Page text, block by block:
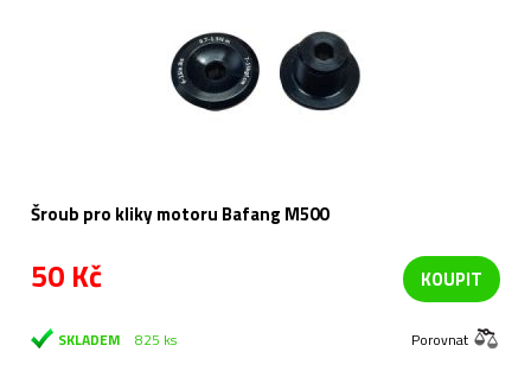
Šroub pro kliky motoru Bafang M500
50 Kč KOUPIT
SKLADEM 825 ks Porovnat